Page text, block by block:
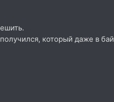
который даже в